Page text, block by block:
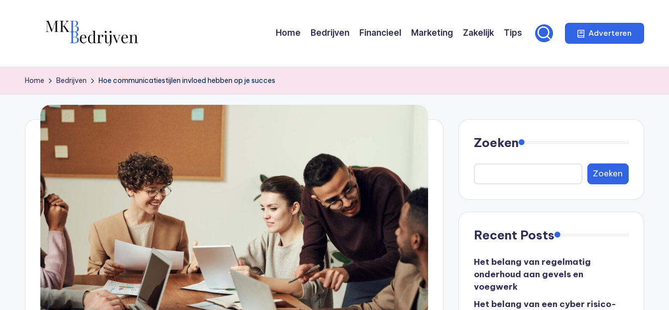
inhoud
Home Bedrijven Financieel Marketing Zakelijk Tips Adverteren
Home Bedrijven Hoe communicatiestijlen invloed hebben op je succes
Zoeken
Zoeken
Recent Posts
Het belang van regelmatig
onderhoud aan gevels en
voegwerk
Het belang van een cyber risico-